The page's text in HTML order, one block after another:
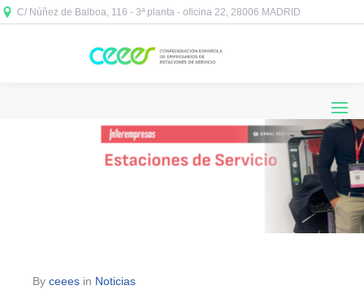
C/ Núñez de Balboa, 116 - 3ª planta - oficina 22, 28006 MADRID
By ceees in Noticias